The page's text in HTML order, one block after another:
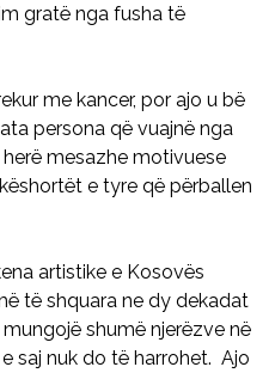
gratë nga fusha të
me kancer, por ajo u bë
persona që vuajnë nga
mesazhe motivuese
e tyre që përballen
artistike e Kosovës
të shquara ne dy dekadat
mungojë shumë njerëzve në
saj nuk do të harrohet. Ajo